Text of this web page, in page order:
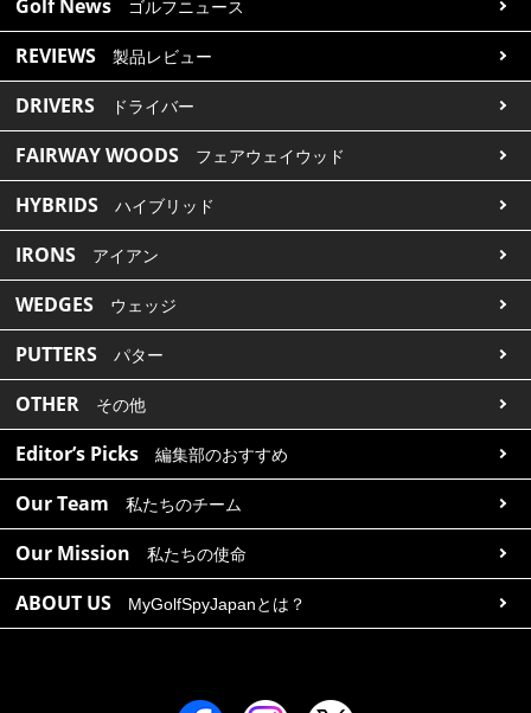
Golf News ゴルフニュース
REVIEWS 製品レビュー
DRIVERS ドライバー
FAIRWAY WOODS フェアウェイウッド
HYBRIDS ハイブリッド
IRONS アイアン
WEDGES ウェッジ
PUTTERS パター
OTHER その他
Editor’s Picks 編集部のおすすめ
Our Team 私たちのチーム
Our Mission 私たちの使命
ABOUT US MyGolfSpyJapanとは？